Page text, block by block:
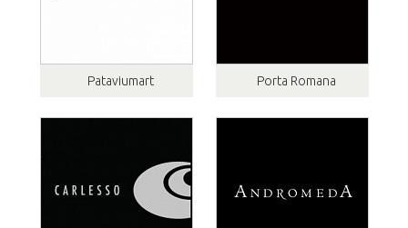
Pataviumart Porta Romana